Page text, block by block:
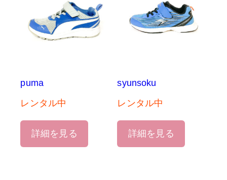
puma
レンタル中
詳細を見る
syunsoku
レンタル中
詳細を見る